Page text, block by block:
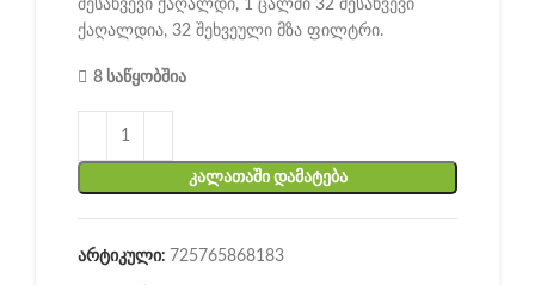
შესახვევი ქაღალდი, 1 ცალში 32 შესახვევი
ქაღალდია, 32 შეხვეული მზა ფილტრი.
8 საწყობშია
ᲙᲐᲚᲐᲗᲐᲨᲘ ᲓᲐᲛᲐᲢᲔᲑᲐ
არტიკული: 725765868183